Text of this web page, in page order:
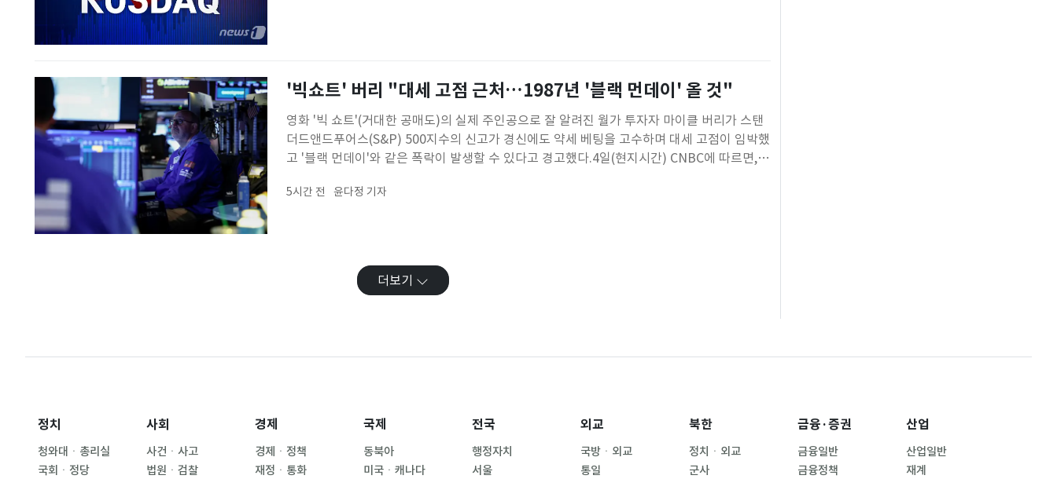
'빅쇼트' 버리 "대세 고점 근처…1987년 '블랙 먼데이' 올 것"
영화 '빅 쇼트'(거대한 공매도)의 실제 주인공으로 잘 알려진 월가 투자자 마이클 버리가 스탠
더드앤드푸어스(S&P) 500지수의 신고가 경신에도 약세 베팅을 고수하며 대세 고점이 임박했
고 '블랙 먼데이'와 같은 폭락이 발생할 수 있다고 경고했다.4일(현지시간) CNBC에 따르면,
1987년식 폭락이 가능하다는 판단을 유지하고 있지만, S&P 500지수의 신
5시간 전 윤다정 기자
더보기
정치
청와대ㆍ총리실
국회ㆍ정당
사회
사건ㆍ사고
법원ㆍ검찰
경제
경제ㆍ정책
재정ㆍ통화
국제
동북아
미국ㆍ캐나다
전국
행정자치
서울
외교
국방ㆍ외교
통일
북한
정치ㆍ외교
군사
금융·증권
금융일반
금융정책
산업
산업일반
재계